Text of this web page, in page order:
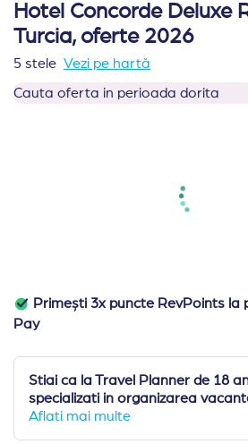
Hotel Concorde Deluxe
Turcia, oferte 2026
5 stele Vezi pe hartă
Cauta oferta in perioada dorita
Primești 3x puncte RevPoints la
Pay
Stiai ca la Travel Planner de 18
specializati in organizarea
Aflati mai multe